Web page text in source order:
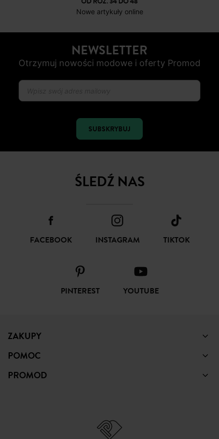
Nowe artykuły online
NEWSLETTER
Otrzymuj nowości modowe i oferty Promod
SUBSKRYBUJ
ŚLEDŹ NAS
FACEBOOK INSTAGRAM TIKTOK
PINTEREST YOUTUBE
ZAKUPY
POMOC
PROMOD